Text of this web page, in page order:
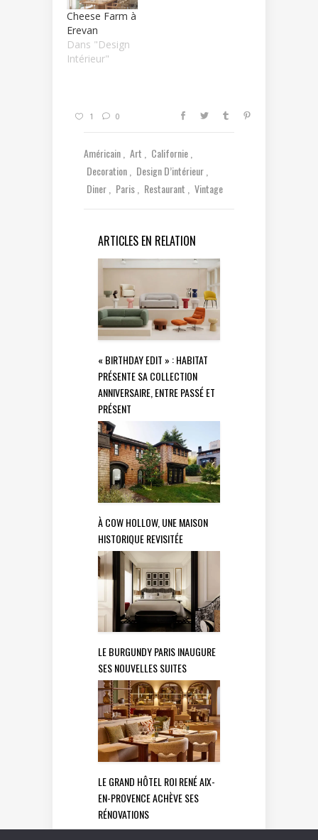
Cheese Farm à
Erevan
Dans "Design
Intérieur"
1 0
Américain Art
Californie
Decoration
Design D’intérieur
Diner
Paris Restaurant Vintage
ARTICLES EN RELATION
« BIRTHDAY EDIT » : HABITAT
PRÉSENTE SA COLLECTION
ANNIVERSAIRE, ENTRE PASSÉ ET
PRÉSENT
À COW HOLLOW, UNE MAISON
HISTORIQUE REVISITÉE
LE BURGUNDY PARIS INAUGURE
SES NOUVELLES SUITES
LE GRAND HÔTEL ROI RENÉ AIX-
EN-PROVENCE ACHÈVE SES
RÉNOVATIONS